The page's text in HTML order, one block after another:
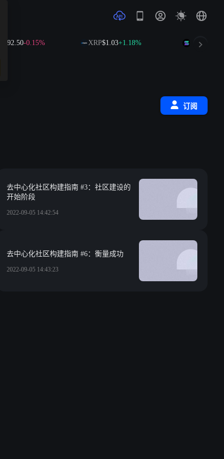
$592.50-0.15% XRP$1.03+1.18% SOL$74.37
订阅
去中心化社区构建指南 #3：社区建设的
开始阶段
2022-09-05 14:42:54
去中心化社区构建指南 #6：衡量成功
2022-09-05 14:43:23